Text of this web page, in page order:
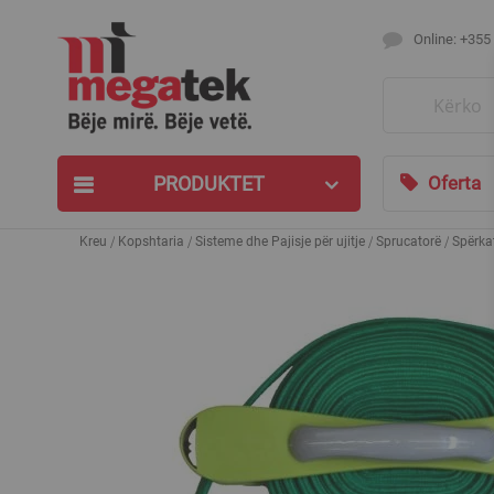
Online:
PRODUKTET Oferta
Kreu Kopshtaria Sisteme dhe Pajisje për ujitje Sprucatorë